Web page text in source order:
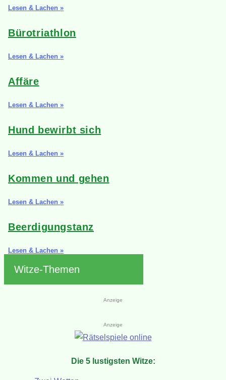
Lesen & Lachen »
Bürotriathlon
Lesen & Lachen »
Affäre
Lesen & Lachen »
Hund bewirbt sich
Lesen & Lachen »
Kommen und gehen
Lesen & Lachen »
Beerdigungstanz
Lesen & Lachen »
Witze-Themen
Anzeige
Anzeige
Die 5 lustigsten Witze: